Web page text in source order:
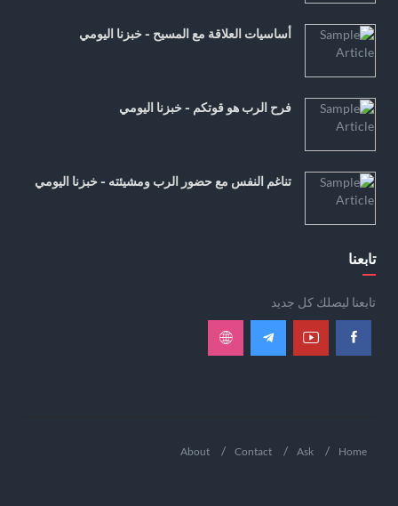
أساسيات العلاقة مع المسيح - خبزنا اليومي
فرح الرب هو قوتكم - خبزنا اليومي
تناغم النفس مع حضور الرب ومشيئته - خبزنا اليومي
تابعنا
تابعنا ليصلك كل جديد
Home
Ask
Contact
About